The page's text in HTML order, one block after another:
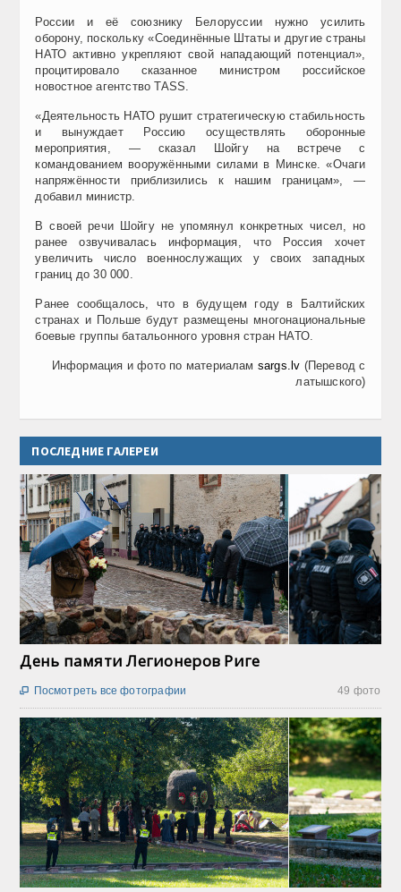
России и её союзнику Белоруссии нужно усилить
оборону, поскольку «Соединённые Штаты и другие страны
НАТО активно укрепляют свой нападающий потенциал»,
процитировало сказанное министром российское
новостное агентство TASS.
«Деятельность НАТО рушит стратегическую стабильность
и вынуждает Россию осуществлять оборонные
мероприятия, — сказал Шойгу на встрече с
командованием вооружёнными силами в Минске. «Очаги
напряжённости приблизились к нашим границам», —
добавил министр.
В своей речи Шойгу не упомянул конкретных чисел, но
ранее озвучивалась информация, что Россия хочет
увеличить число военнослужащих у своих западных
границ до 30 000.
Ранее сообщалось, что в будущем году в Балтийских
странах и Польше будут размещены многонациональные
боевые группы батальонного уровня стран НАТО.
Информация и фото по материалам sargs.lv (Перевод с
латышского)
ПОСЛЕДНИЕ ГАЛЕРЕИ
День памяти Легионеров Риге
49 фото
 Посмотреть все фотографии